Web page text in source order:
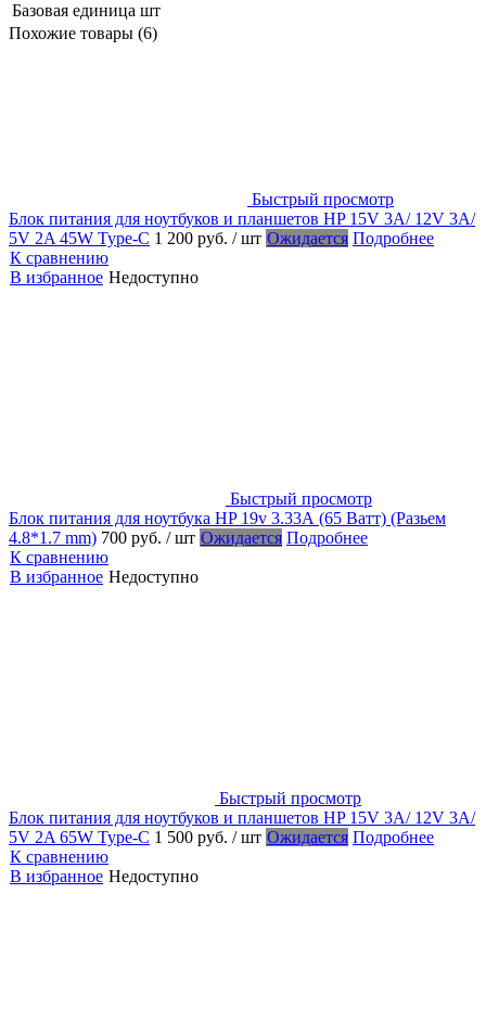
Базовая единица шт
Похожие товары (6)
Быстрый просмотр
Блок питания для ноутбуков и планшетов HP 15V 3A/ 12V 3A/
5V 2A 45W Type-C 1 200 руб. / шт Ожидается Подробнее
К сравнению
В избранное Недоступно
Быстрый просмотр
Блок питания для ноутбука HP 19v 3.33А (65 Ватт) (Разьем
4.8*1.7 mm) 700 руб. / шт Ожидается Подробнее
К сравнению
В избранное Недоступно
Быстрый просмотр
Блок питания для ноутбуков и планшетов HP 15V 3A/ 12V 3A/
5V 2A 65W Type-C 1 500 руб. / шт Ожидается Подробнее
К сравнению
В избранное Недоступно